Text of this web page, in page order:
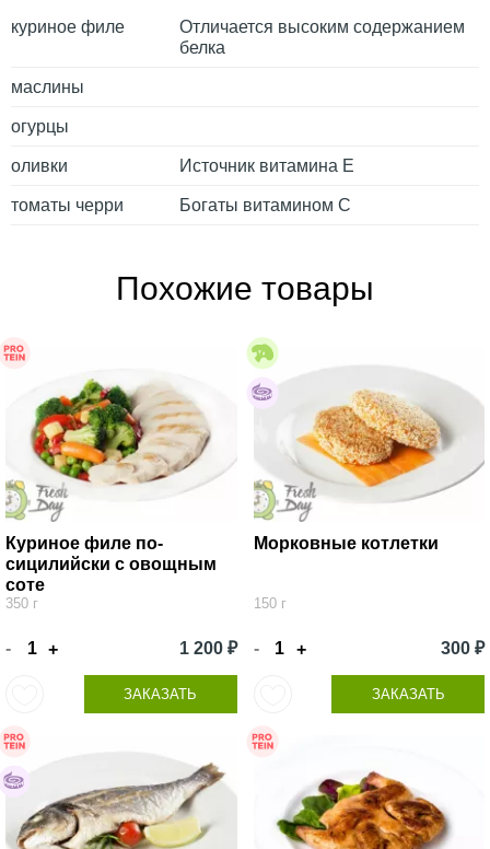
куриное филе
Отличается высоким содержанием
белка
маслины
огурцы
оливки Источник витамина Е
томаты черри Богаты витамином С
Похожие товары
Куриное филе по-
сицилийски с овощным
соте
350 г
- + 1 200 ₽
ЗАКАЗАТЬ
Морковные котлетки
150 г
- + 300 ₽
ЗАКАЗАТЬ